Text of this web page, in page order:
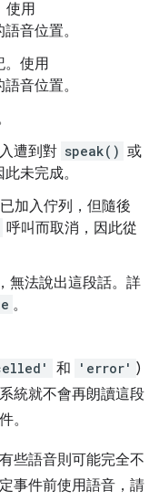
使用
音位置。
。使用
音位置。
遭到對 speak() 或
未完成。
加入佇列，但隨後
呼叫而取消，因此從
無法說出這段話。詳
。
和 'error' )
統就不會再朗讀這段
。
些語音則可能完全不
事件前使用語音，請